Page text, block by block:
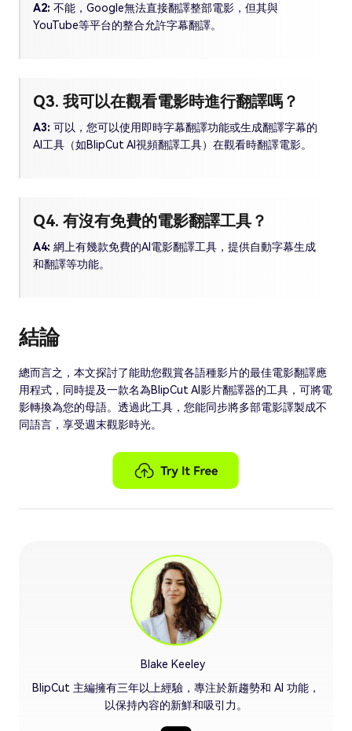
A2: 不能，Google無法直接翻譯整部電影，但其與
YouTube等平台的整合允許字幕翻譯。
Q3. 我可以在觀看電影時進行翻譯嗎？
A3: 可以，您可以使用即時字幕翻譯功能或生成翻譯字幕的
AI工具（如BlipCut AI視頻翻譯工具）在觀看時翻譯電影。
Q4. 有沒有免費的電影翻譯工具？
A4: 網上有幾款免費的AI電影翻譯工具，提供自動字幕生成
和翻譯等功能。
結論
總而言之，本文探討了能助您觀賞各語種影片的最佳電影翻譯應
用程式，同時提及一款名為BlipCut AI影片翻譯器的工具，可將電
影轉換為您的母語。透過此工具，您能同步將多部電影譯製成不
同語言，享受週末觀影時光。
Blake Keeley
BlipCut 主編擁有三年以上經驗，專注於新趨勢和 AI 功能，
以保持內容的新鮮和吸引力。